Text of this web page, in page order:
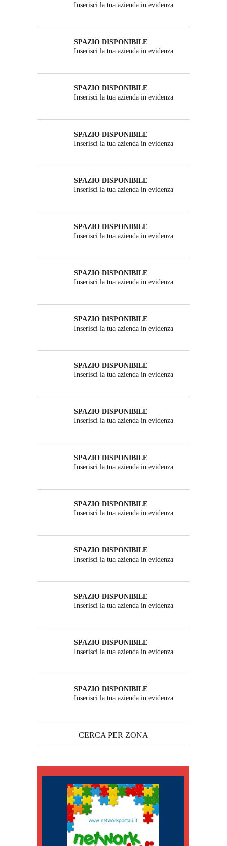
Inserisci la tua azienda in evidenza
SPAZIO DISPONIBILE
Inserisci la tua azienda in evidenza
SPAZIO DISPONIBILE
Inserisci la tua azienda in evidenza
SPAZIO DISPONIBILE
Inserisci la tua azienda in evidenza
SPAZIO DISPONIBILE
Inserisci la tua azienda in evidenza
SPAZIO DISPONIBILE
Inserisci la tua azienda in evidenza
SPAZIO DISPONIBILE
Inserisci la tua azienda in evidenza
SPAZIO DISPONIBILE
Inserisci la tua azienda in evidenza
SPAZIO DISPONIBILE
Inserisci la tua azienda in evidenza
SPAZIO DISPONIBILE
Inserisci la tua azienda in evidenza
SPAZIO DISPONIBILE
Inserisci la tua azienda in evidenza
SPAZIO DISPONIBILE
Inserisci la tua azienda in evidenza
SPAZIO DISPONIBILE
Inserisci la tua azienda in evidenza
SPAZIO DISPONIBILE
Inserisci la tua azienda in evidenza
SPAZIO DISPONIBILE
Inserisci la tua azienda in evidenza
SPAZIO DISPONIBILE
Inserisci la tua azienda in evidenza
CERCA PER ZONA